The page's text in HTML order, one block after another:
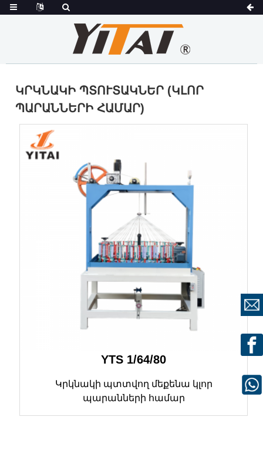
ԿՐԿՆԱԿԻ ՊՏՈՒՏԱԿՆԵՐ (ԿԼՈՐ
ՊԱՐԱՆՆԵՐԻ ՀԱՄԱՐ)
YTS 1/64/80
Կրկնակի պտտվող մեքենա կլոր
պարանների համար